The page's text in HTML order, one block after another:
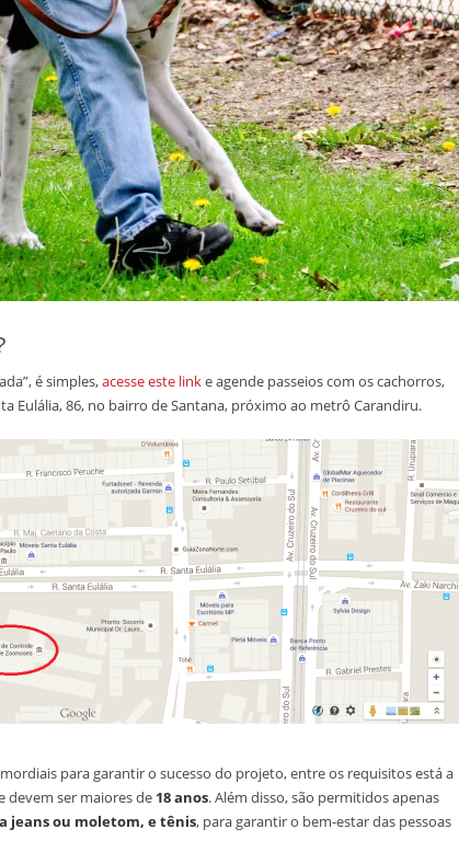
é simples,acesse este linke agende passeios com os cachorros,
Eulália, 86, no bairro de Santana, próximo ao metrô Carandiru.
para garantir o sucesso do projeto, entre os requisitos está a
devem ser maiores de 18 anos. Além disso, são permitidos apenas
jeans ou moletom, e tênis, para garantir o bem-estar das pessoas